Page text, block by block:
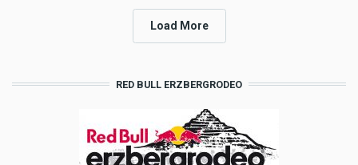
Load More
RED BULL ERZBERGRODEO